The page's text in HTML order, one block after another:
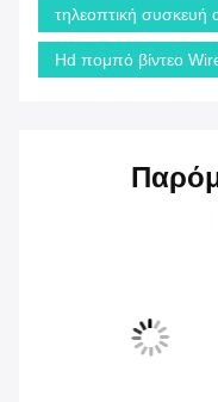
τηλεοπτική
Hd πομπό βίντεο